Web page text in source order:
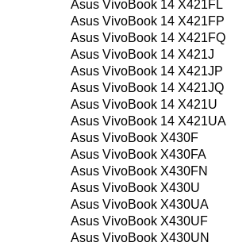
Asus VivoBook 14 X421FL
Asus VivoBook 14 X421FP
Asus VivoBook 14 X421FQ
Asus VivoBook 14 X421J
Asus VivoBook 14 X421JP
Asus VivoBook 14 X421JQ
Asus VivoBook 14 X421U
Asus VivoBook 14 X421UA
Asus VivoBook X430F
Asus VivoBook X430FA
Asus VivoBook X430FN
Asus VivoBook X430U
Asus VivoBook X430UA
Asus VivoBook X430UF
Asus VivoBook X430UN